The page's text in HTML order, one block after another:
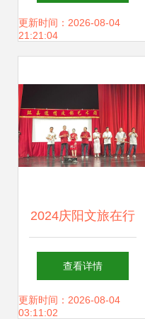
场馆有序开放 提升
水平
更新时间：2026-08-04
21:21:04
2024庆阳文旅在行
动 丰富文化生活，
凝聚精神力量——
查看详情
更新时间：2026-08-04
03:11:02